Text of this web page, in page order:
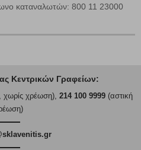
καταναλωτών: 800 11 23000
Κεντρικών Γραφείων:
χρέωση), 214 100 9999(αστική